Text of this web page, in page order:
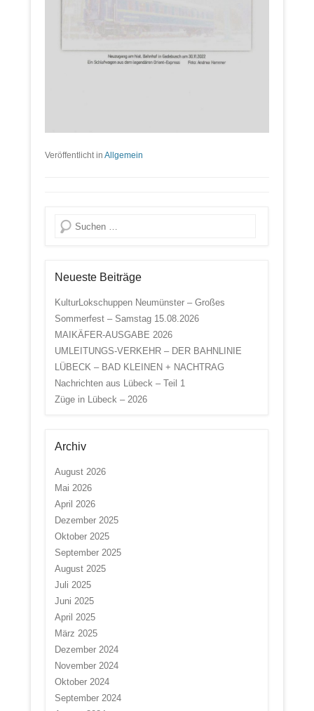
Veröffentlicht in Allgemein
Suche
Neueste Beiträge
KulturLokschuppen Neumünster – Großes
Sommerfest – Samstag 15.08.2026
MAIKÄFER-AUSGABE 2026
UMLEITUNGS-VERKEHR – DER BAHNLINIE
LÜBECK – BAD KLEINEN + NACHTRAG
Nachrichten aus Lübeck – Teil 1
Züge in Lübeck – 2026
Archiv
August 2026
Mai 2026
April 2026
Dezember 2025
Oktober 2025
September 2025
August 2025
Juli 2025
Juni 2025
April 2025
März 2025
Dezember 2024
November 2024
Oktober 2024
September 2024